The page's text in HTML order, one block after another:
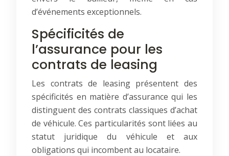
d’événements exceptionnels.
Spécificités de
l’assurance pour les
contrats de leasing
Les contrats de leasing présentent des
spécificités en matière d’assurance qui les
distinguent des contrats classiques d’achat
de véhicule. Ces particularités sont liées au
statut juridique du véhicule et aux
obligations qui incombent au locataire.